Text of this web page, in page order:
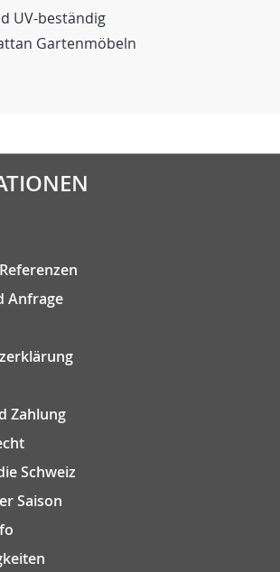
UV-beständig
Gartenmöbeln
Anfrage
Zahlung
Schweiz
Saison